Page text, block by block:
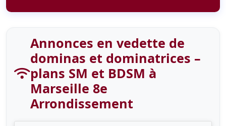
Annonces en vedette de
dominas et dominatrices –
plans SM et BDSM à
Marseille 8e
Arrondissement